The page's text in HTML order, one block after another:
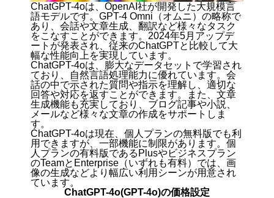
ChatGPT-4oは、OpenAI社が開発した大規模言
語モデルです。GPT-4 Omni（オムニ）の略称で
あり、会話や文章生成、翻訳など様々なタスク
をこなすことができます。2024年5月アップデ
ートが発表され、従来のChatGPTと比較して大
幅な性能向上を実現しています。
ChatGPT-4oは、膨大なデータセットで学習され
ており、自然言語処理能力に優れています。会
話の中で示された質問や指示を理解し、適切な
回答や対応を返すことができます。また、文章
生成機能も充実しており、ブログ記事や小説、
メールなど様々な文章の作成をサポートしま
す。
ChatGPT-4oは現在、個人プランの無料版でも利
用できますが、一部機能に制限があります。個
人プランの有料版であるPlusやビジネスプラン
のTeamとEnterprise（いずれも有料）では、画
像の生成などより幅広い利用シーンが用意され
ています。
ChatGPT-4o(GPT-4o)の価格設定